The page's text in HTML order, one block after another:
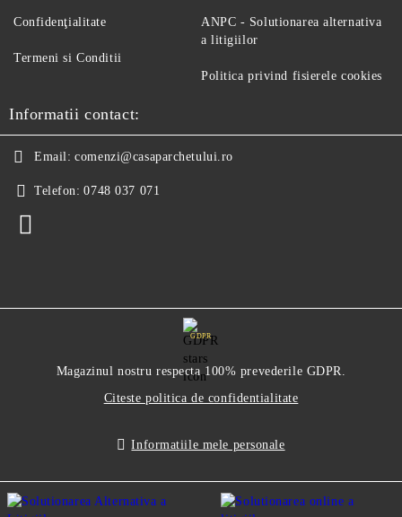
Confidenţialitate
Termeni si Conditii
ANPC - Solutionarea alternativa
a litigiilor
Politica privind fisierele cookies
Informatii contact:
Email: comenzi@casaparchetului.ro
Telefon: 0748 037 071
GDPR
Magazinul nostru respecta 100% prevederile GDPR.
Citeste politica de confidentialitate
Informatiile mele personale